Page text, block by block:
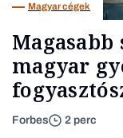
Magyar cégek
Magasabb
magyar
Forbes 2 perc